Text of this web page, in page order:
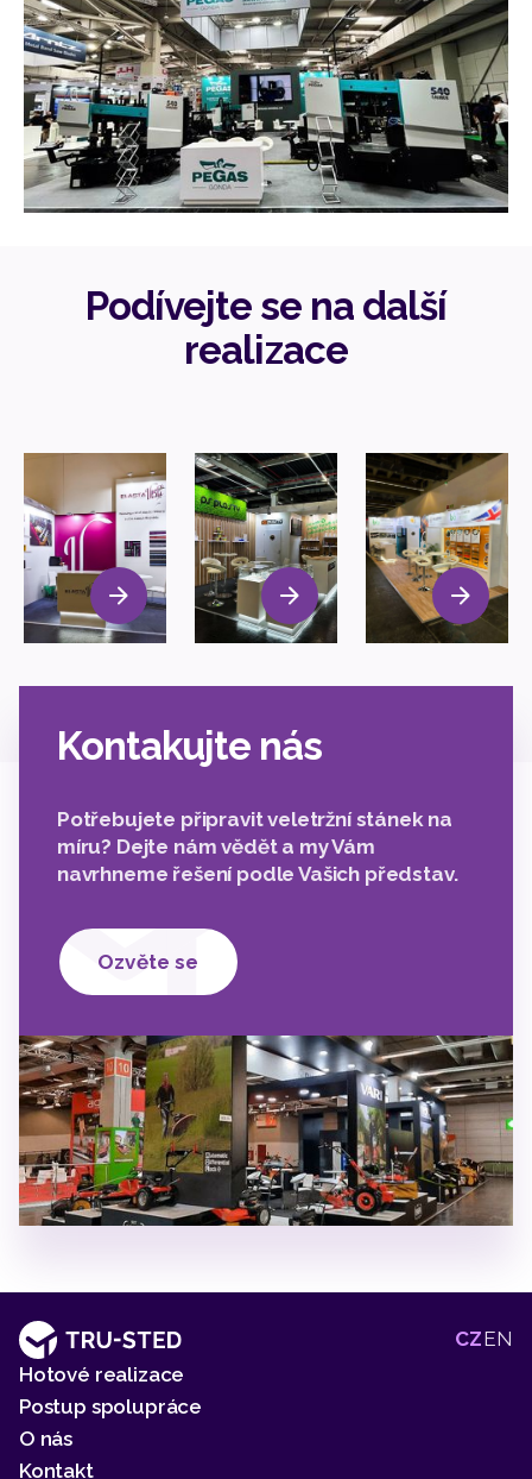
Podívejte se na další
realizace
2 2
Kontakujte nás
Potřebujete připravit veletržní stánek na
míru? Dejte nám vědět a my Vám
navrhneme řešení podle Vašich představ.
Ozvěte se
CZEN
Hotové realizace
Postup spolupráce
O nás
Kontakt